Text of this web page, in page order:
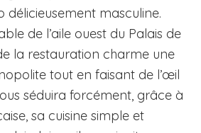
délicieusement masculine.
de l’aile ouest du Palais de
la restauration charme une
tout en faisant de l’œil
séduira forcément, grâce à
sa cuisine simple et